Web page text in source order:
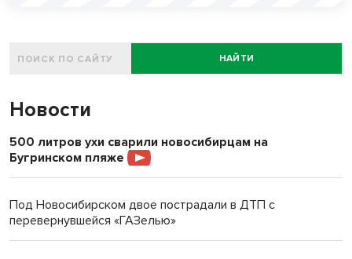
НАЙТИ
Новости
500 литров ухи сварили новосибирцам на
Бугринском пляже
Под Новосибирском двое пострадали в ДТП с
перевернувшейся «ГАЗелью»